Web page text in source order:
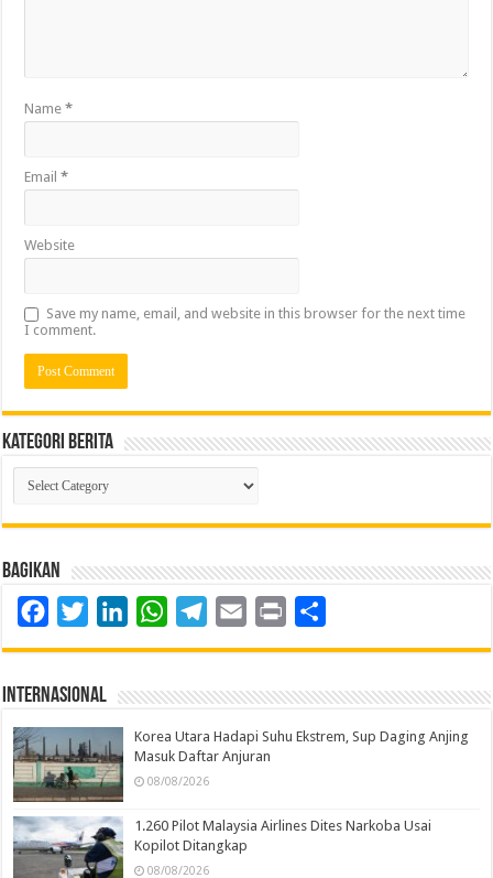
Name*
Email*
Website
Save my name, email, and website in this browser for the next time
I comment.
Kategori Berita
Kategori
Berita
Bagikan
FacebookTwitterLinkedInWhatsAppTelegram
Email Print
Internasional
Korea Utara Hadapi Suhu Ekstrem, Sup Daging Anjing
Masuk Daftar Anjuran
08/08/2026
1.260 Pilot Malaysia Airlines Dites Narkoba Usai
Kopilot Ditangkap
08/08/2026